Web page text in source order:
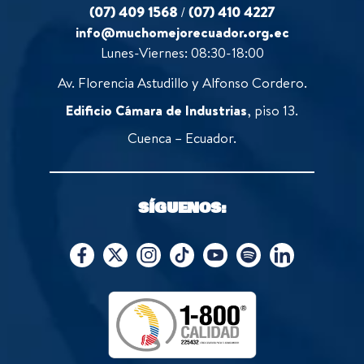
(07) 409 1568 /(07) 410 4227
info@muchomejorecuador.org.ec
Lunes-Viernes: 08:30-18:00
Av. Florencia Astudillo y Alfonso Cordero.
Edificio Cámara de Industrias, piso 13.
Cuenca – Ecuador.
SÍGUENOS: